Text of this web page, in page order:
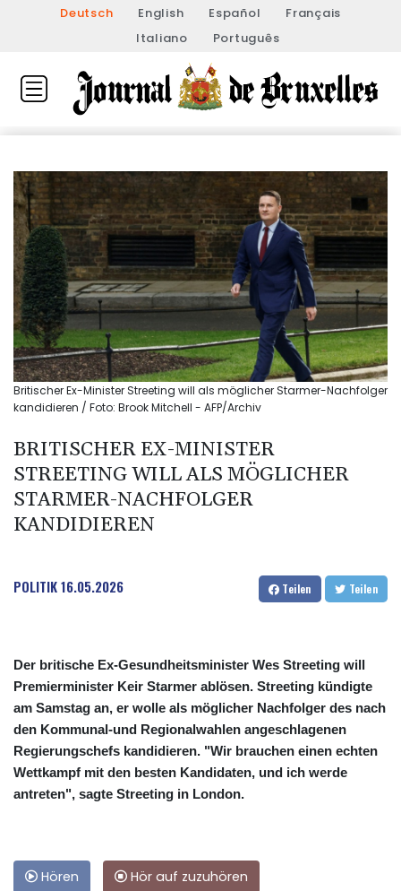
Deutsch English Español
Français
Italiano
Português
Britischer Ex-Minister Streeting will als möglicher Starmer-Nachfolger
kandidieren / Foto: Brook Mitchell - AFP/Archiv
BRITISCHER EX-MINISTER
STREETING WILL ALS MÖGLICHER
STARMER-NACHFOLGER
KANDIDIEREN
POLITIK16.05.2026 Teilen Teilen
Der britische Ex-Gesundheitsminister Wes Streeting will
Premierminister Keir Starmer ablösen. Streeting kündigte
am Samstag an, er wolle als möglicher Nachfolger des nach
den Kommunal-und Regionalwahlen angeschlagenen
Regierungschefs kandidieren. "Wir brauchen einen echten
Wettkampf mit den besten Kandidaten, und ich werde
antreten", sagte Streeting in London.
Hören Hör auf zuzuhören